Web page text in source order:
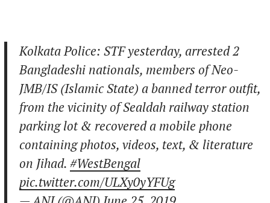
Kolkata Police: STF yesterday, arrested 2
Bangladeshi nationals, members of Neo-
JMB/IS (Islamic State) a banned terror outfit,
from the vicinity of Sealdah railway station
parking lot & recovered a mobile phone
containing photos, videos, text, & literature
on Jihad. #WestBengal
pic.twitter.com/ULXy0yYFUg